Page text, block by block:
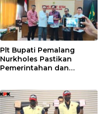
Plt Bupati Pemalang
Nurkholes Pastikan
Pemerintahan dan